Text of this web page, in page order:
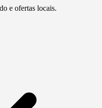
e ofertas locais.